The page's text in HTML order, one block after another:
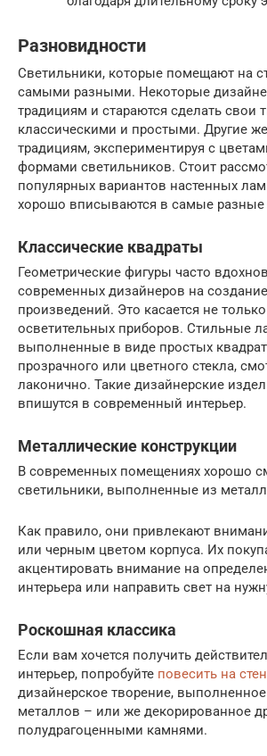
Разновидности
Светильники, которые помещают на
самыми разными. Некоторые
традициям и стараются сделать свои
классическими и простыми. Другие
традициям, экспериментируя с
формами светильников. Стоит
популярных вариантов настенных
хорошо вписываются в самые разные
Классические квадраты
Геометрические фигуры часто
современных дизайнеров на
произведений. Это касается не
осветительных приборов. Стильные
выполненные в виде простых
прозрачного или цветного стекла,
лаконично. Такие дизайнерские
впишутся в современный интерьер.
Металлические конструкции
В современных помещениях хорошо
светильники, выполненные из
Как правило, они привлекают
или черным цветом корпуса. Их
акцентировать внимание на
интерьера или направить свет на
Роскошная классика
Если вам хочется получить
интерьер, попробуйте повесить на
дизайнерское творение,
металлов – или же декорированное
полудрагоценными камнями.